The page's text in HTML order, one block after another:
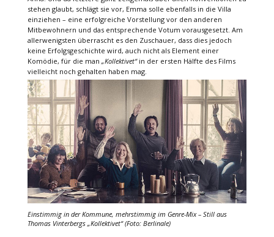
stehen glaubt, schlägt sie vor, Emma solle ebenfalls in die Villa
einziehen – eine erfolgreiche Vorstellung vor den anderen
Mitbewohnern und das entsprechende Votum vorausgesetzt. Am
allerwenigsten überrascht es den Zuschauer, dass dies jedoch
keine Erfolgsgeschichte wird, auch nicht als Element einer
Komödie, für die man „Kollektivet“ in der ersten Hälfte des Films
vielleicht noch gehalten haben mag.
Einstimmig in der Kommune, mehrstimmig im Genre-Mix – Still aus
Thomas Vinterbergs „Kollektivet“(Foto: Berlinale)